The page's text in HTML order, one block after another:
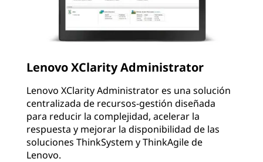
Lenovo XClarity Administrator
Lenovo XClarity Administrator es una solución
centralizada de recursos-gestión diseñada
para reducir la complejidad, acelerar la
respuesta y mejorar la disponibilidad de las
soluciones ThinkSystem y ThinkAgile de
Lenovo.